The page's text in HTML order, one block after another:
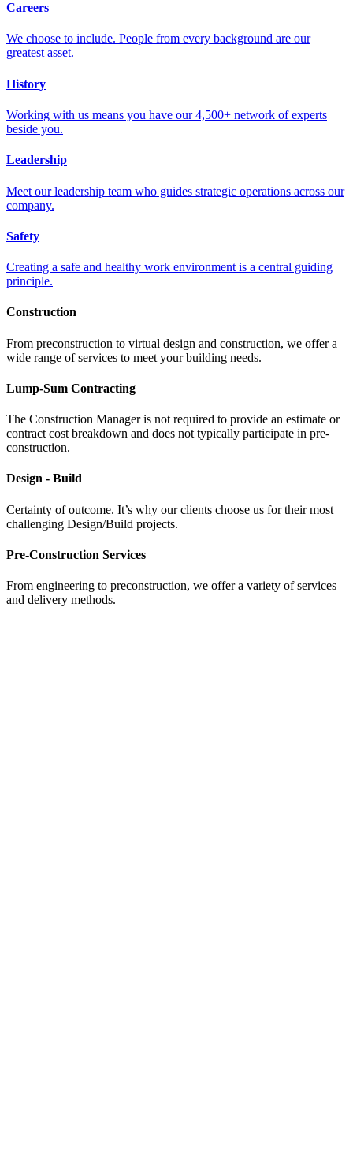
Careers
We choose to include. People from every background are our
greatest asset.
History
Working with us means you have our 4,500+ network of experts
beside you.
Leadership
Meet our leadership team who guides strategic operations across our
company.
Safety
Creating a safe and healthy work environment is a central guiding
principle.
Construction
From preconstruction to virtual design and construction, we offer a
wide range of services to meet your building needs.
Lump-Sum Contracting
The Construction Manager is not required to provide an estimate or
contract cost breakdown and does not typically participate in pre-
construction.
Design - Build
Certainty of outcome. It’s why our clients choose us for their most
challenging Design/Build projects.
Pre-Construction Services
From engineering to preconstruction, we offer a variety of services
and delivery methods.